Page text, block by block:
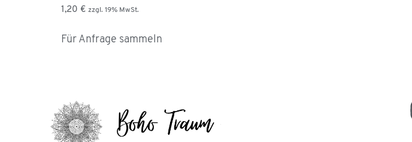
1,20 € zzgl. 19% MwSt.
Für Anfrage sammeln